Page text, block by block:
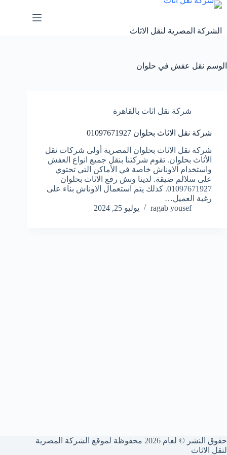
التجاوز
الشركة المصرية لنقل الاثاث
الوسم نقل عفش في حلوان
شركة نقل اثاث بالقاهرة
شركة نقل الاثاث بحلوان 01097671927
شركة نقل الاثاث بحلوان المصرية أولى شركات نقل
الأثاث بحلوان. تقوم شركتنا بنقل جميع انواع العفش
واستخدام الاوناش خاصة في الأماكن التي تحتوي
على سلالم ضيقة. لدينا ونش رفع الاثاث بحلوان
01097671927. كذلك يتم استعمال الاوناش بناء على
رغبة العميل…
ragab yousef
يوليو 25, 2024
حقوق النشر © لعام 2026 محفوظة لموقع الشركة المصرية
لنقل الاثاث